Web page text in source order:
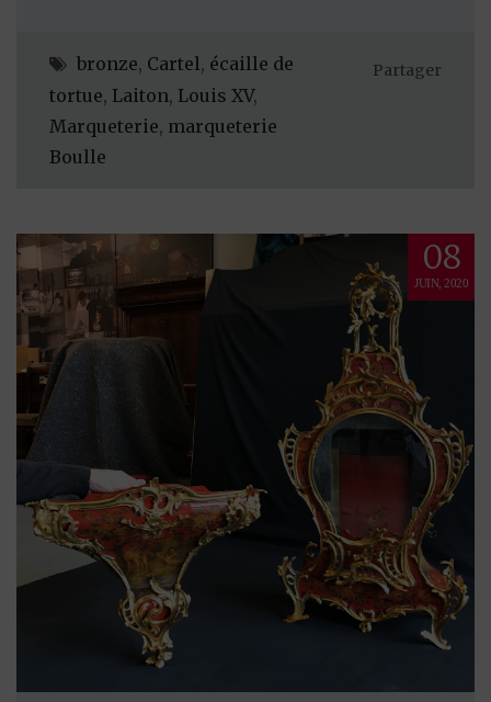
bronze, Cartel, écaille de
tortue, Laiton, Louis XV,
Marqueterie, marqueterie
Boulle
Partager
08
JUIN, 2020